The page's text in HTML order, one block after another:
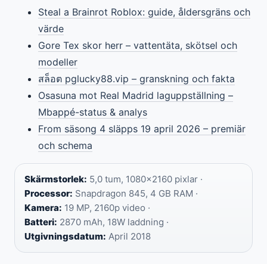
Steal a Brainrot Roblox: guide, åldersgräns och
värde
Gore Tex skor herr – vattentäta, skötsel och
modeller
สล็อต pglucky88.vip – granskning och fakta
Osasuna mot Real Madrid laguppställning –
Mbappé-status & analys
From säsong 4 släpps 19 april 2026 – premiär
och schema
Skärmstorlek: 5,0 tum, 1080×2160 pixlar ·
Processor: Snapdragon 845, 4 GB RAM ·
Kamera: 19 MP, 2160p video ·
Batteri: 2870 mAh, 18W laddning ·
Utgivningsdatum: April 2018